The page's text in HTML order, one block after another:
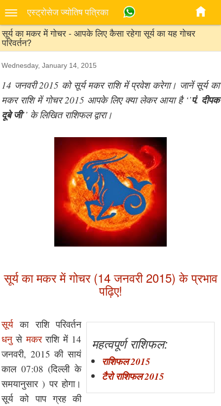
एस्‍ट्रोसेज ज्‍योतिष पत्रिका
सूर्य का मकर में गोचर - आपके लिए कैसा रहेगा सूर्य का यह गोचर
परिवर्तन?
Wednesday, January 14, 2015
14 जनवरी 2015 को सूर्य मकर राशि में प्रवेश करेगा। जानें सूर्य का
मकर राशि में गोचर 2015 आपके लिए क्या लेकर आया है ‘’पं. दीपक
दूबे जी’’ के लिखित राशिफल द्वारा।
सूर्य का मकर में गोचर (14 जनवरी 2015) के प्रभाव
पढ़िए!
महत्वपूर्ण राशिफल:
राशिफल 2015
टैरो राशिफल 2015
सूर्य का राशि परिवर्तन
धनु सेमकरराशि में 14
जनवरी, 2015 की सायं
काल 07:08 (दिल्ली के
समयानुसार ) पर होगा।
सूर्य को पाप ग्रह की